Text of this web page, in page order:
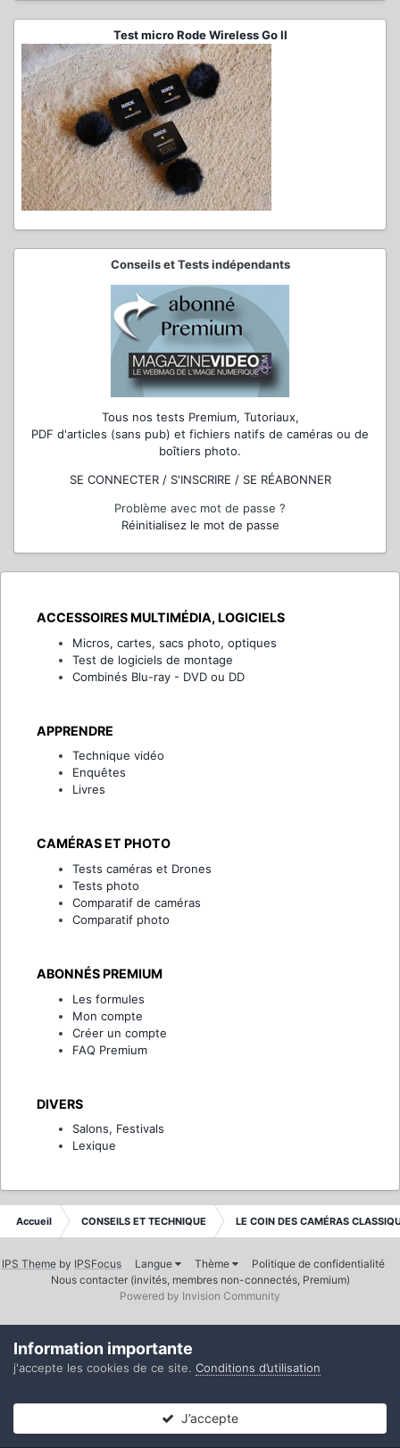
Test micro Rode Wireless Go II
Conseils et Tests indépendants
Tous nos tests Premium, Tutoriaux,
PDF d'articles (sans pub) et fichiers natifs de caméras ou de
boîtiers photo.
SE CONNECTER / S'INSCRIRE / SE RÉABONNER
Problème avec mot de passe ?
Réinitialisez le mot de passe
ACCESSOIRES MULTIMÉDIA, LOGICIELS
Micros, cartes, sacs photo, optiques
Test de logiciels de montage
Combinés Blu-ray - DVD ou DD
APPRENDRE
Technique vidéo
Enquêtes
Livres
CAMÉRAS ET PHOTO
Tests caméras et Drones
Tests photo
Comparatif de caméras
Comparatif photo
ABONNÉS PREMIUM
Les formules
Mon compte
Créer un compte
FAQ Premium
DIVERS
Salons, Festivals
Lexique
Accueil CONSEILS ET TECHNIQUE LE COIN DES CAMÉRAS
IPS Theme by IPSFocus Langue Thème
Politique de confidentialité
Nous contacter (invités, membres non-connectés, Premium)
Powered by Invision Community
Information importante
j'accepte les cookies de ce site. Conditions d’utilisation
J’accepte